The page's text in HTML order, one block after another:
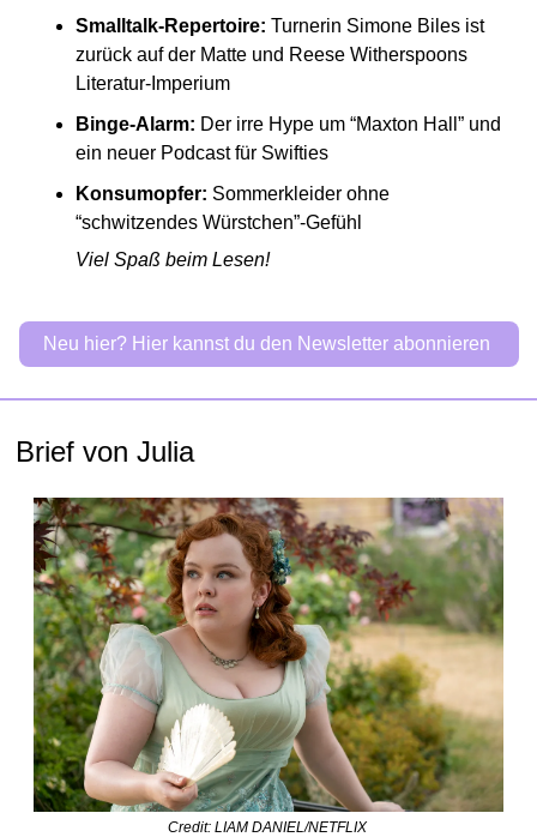
Smalltalk-Repertoire: Turnerin Simone Biles ist
zurück auf der Matte und Reese Witherspoons
Literatur-Imperium
Binge-Alarm: Der irre Hype um “Maxton Hall” und
ein neuer Podcast für Swifties
Konsumopfer: Sommerkleider ohne
“schwitzendes Würstchen”-Gefühl
Viel Spaß beim Lesen!
Neu hier? Hier kannst du den Newsletter abonnieren
Brief von Julia
Credit: LIAM DANIEL/NETFLIX